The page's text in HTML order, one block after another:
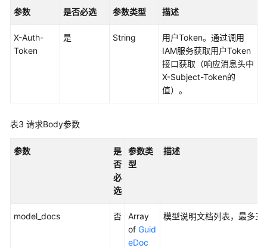
限
管
理
API
考
必
参数 是否必选 参数类型 描述
X-Auth-
Token
是 String
用户Token。通过调用
IAM服务获取用户Token
接口获取（响应消息头中
X-Subject-Token的
值）。
表3 请求Body参数
参数
是
否
必
选
参数类
型
描述
model_docs 否
Array
of Guid
eDoc
模型说明文档列表，最多三